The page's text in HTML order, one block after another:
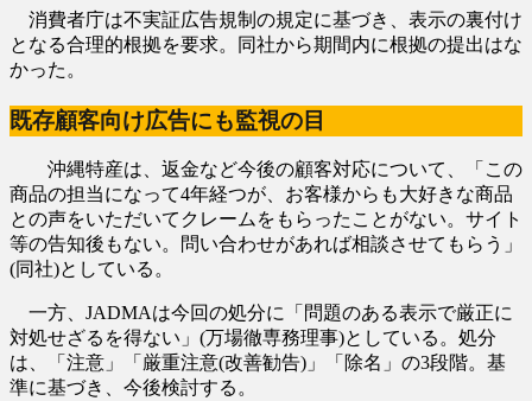
消費者庁は不実証広告規制の規定に基づき、表示の裏付け
となる合理的根拠を要求。同社から期間内に根拠の提出はな
かった。
既存顧客向け広告にも監視の目
沖縄特産は、返金など今後の顧客対応について、「この
商品の担当になって4年経つが、お客様からも大好きな商品
との声をいただいてクレームをもらったことがない。サイト
等の告知後もない。問い合わせがあれば相談させてもらう」
(同社)としている。
一方、JADMAは今回の処分に「問題のある表示で厳正に
対処せざるを得ない」(万場徹専務理事)としている。処分
は、「注意」「厳重注意(改善勧告)」「除名」の3段階。基
準に基づき、今後検討する。